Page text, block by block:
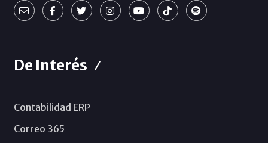
De Interés
Contabilidad ERP
Correo 365